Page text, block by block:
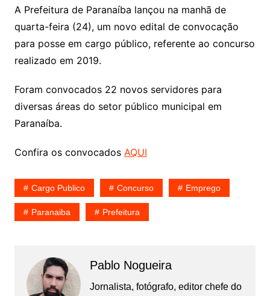
A Prefeitura de Paranaíba lançou na manhã de
quarta-feira (24), um novo edital de convocação
para posse em cargo público, referente ao concurso
realizado em 2019.
Foram convocados 22 novos servidores para
diversas áreas do setor público municipal em
Paranaíba.
Confira os convocados AQUI
Cargo Publico Concurso Emprego
Paranaiba Prefeitura
Pablo Nogueira
Jornalista, fotógrafo, editor chefe do